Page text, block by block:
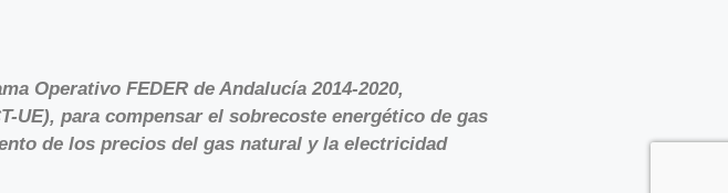
Operativo FEDER de Andalucía 2014-2020,
UE), para compensar el sobrecoste energético de gas
de los precios del gas natural y la electricidad